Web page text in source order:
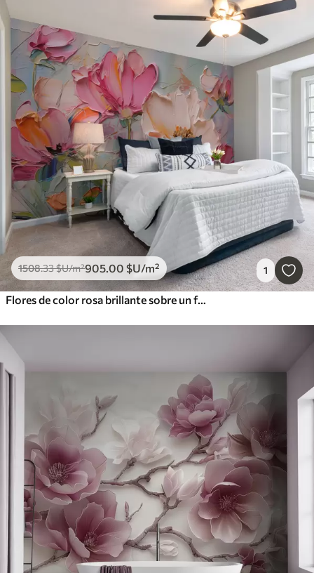
1508.33$U/m²905.00 $U/m² 1
Flores de color rosa brillante sobre un fondo gris azulado claro